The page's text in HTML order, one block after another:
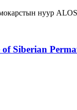
нуур ALOS
Siberian